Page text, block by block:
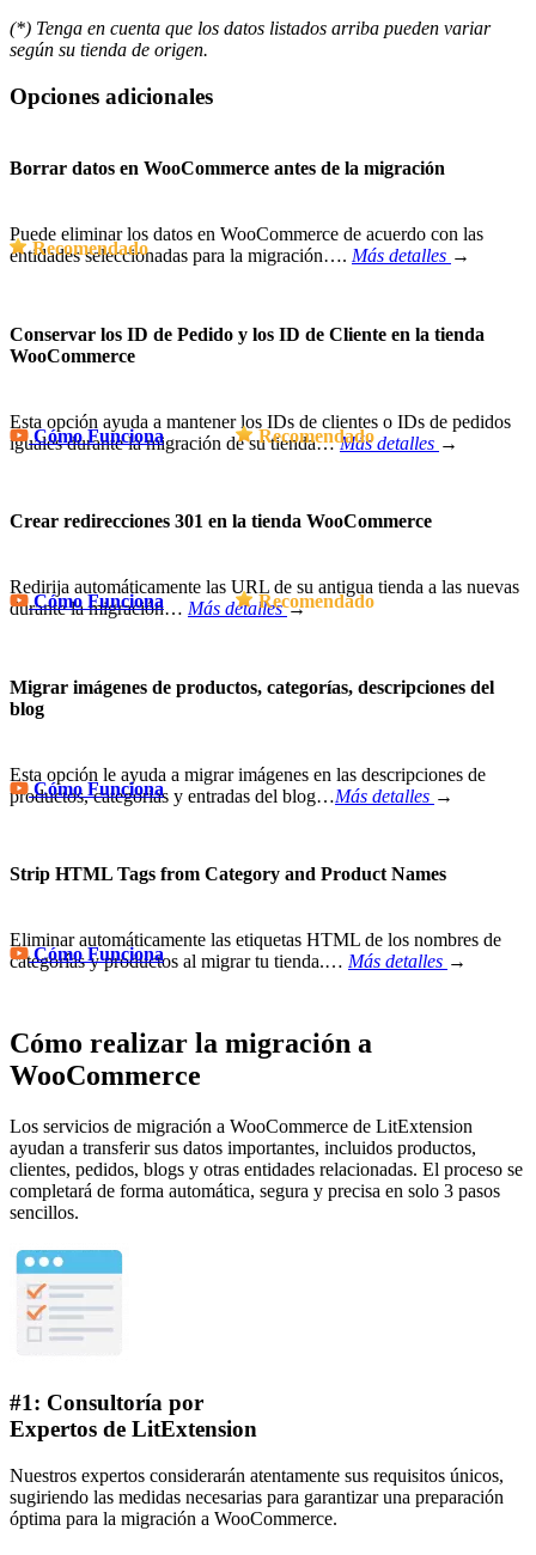
(*) Tenga en cuenta que los datos listados arriba pueden variar
según su tienda de origen.
Opciones adicionales
Borrar datos en WooCommerce antes de la migración
Puede eliminar los datos en WooCommerce de acuerdo con las
entidades seleccionadas para la migración…. Más detalles →
Recomendado
Conservar los ID de Pedido y los ID de Cliente en la tienda
WooCommerce
Esta opción ayuda a mantener los IDs de clientes o IDs de pedidos
iguales durante la migración de su tienda…Más detalles →
Cómo Funciona Recomendado
Crear redirecciones 301 en la tienda WooCommerce
Redirija automáticamente las URL de su antigua tienda a las nuevas
durante la migración… Más detalles→
Cómo Funciona Recomendado
Migrar imágenes de productos, categorías, descripciones del
blog
Esta opción le ayuda a migrar imágenes en las descripciones de
productos, categorías y entradas del blog…Más detalles →
Cómo Funciona
Strip HTML Tags from Category and Product Names
Eliminar automáticamente las etiquetas HTML de los nombres de
categorías y productos al migrar tu tienda.… Más detalles →
Cómo Funciona
Cómo realizar la migración a
WooCommerce
Los servicios de migración a WooCommerce de LitExtension
ayudan a transferir sus datos importantes, incluidos productos,
clientes, pedidos, blogs y otras entidades relacionadas. El proceso se
completará de forma automática, segura y precisa en solo 3 pasos
sencillos.
#1: Consultoría por
Expertos de LitExtension
Nuestros expertos considerarán atentamente sus requisitos únicos,
sugiriendo las medidas necesarias para garantizar una preparación
óptima para la migración a WooCommerce.